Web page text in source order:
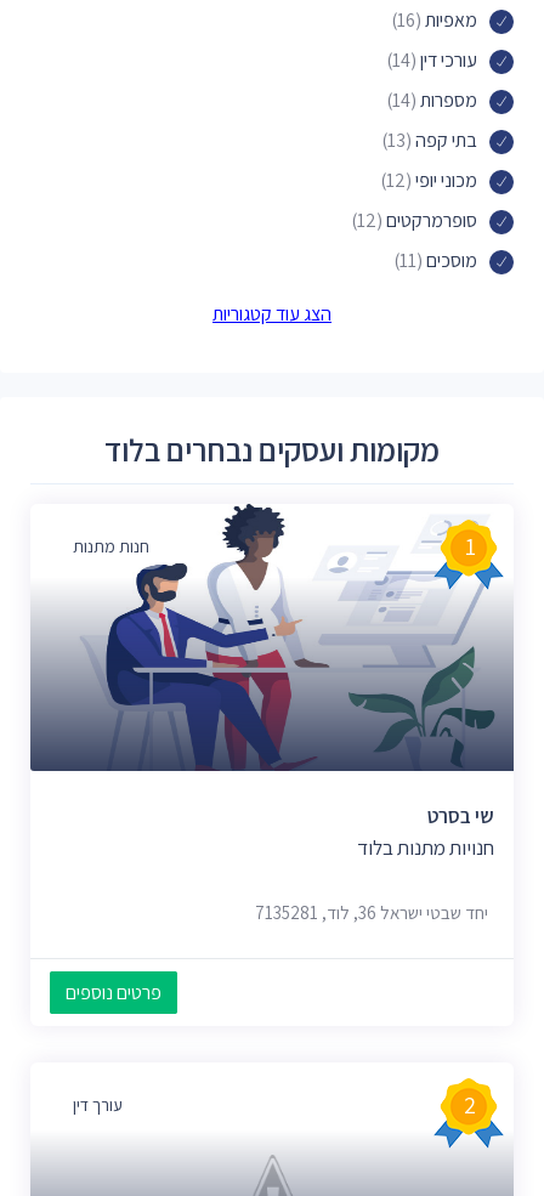
מאפיות(16)
עורכי דין(14)
מספרות(14)
בתי קפה(13)
מכוני יופי(12)
סופרמרקטים(12)
מוסכים(11)
חנויות פרחים(6)
תחנות אוטובוס
תחנות מוניות(5)
מרכזים קהילתיים
בתי ספר יסודיים(5)
תחנות דלק(5)
חנויות חיות(5)
בתי מרקחת
חדרי כושר(5)
חנויות תכשיטים(4)
מתחמי ספורט
נוטריון(4)
הצג עוד קטגוריות
מקומות ועסקים נבחרים בלוד
חנות מתנות 1
שי בסרט
חנויות מתנות בלוד
יחד שבטי ישראל 36, לוד, 7135281
פרטים נוספים
עורך דין 2